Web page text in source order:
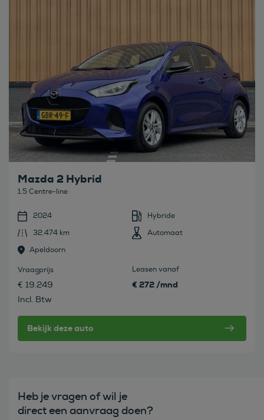
Mazda 2 Hybrid
1.5 Centre-line
2024
Hybride
32.474 km
Automaat
Apeldoorn
Vraagprijs
€ 19.249
Incl. Btw
Leasen vanaf
€ 272 /mnd
Bekijk deze auto
Heb je vragen of wil je
direct een aanvraag doen?